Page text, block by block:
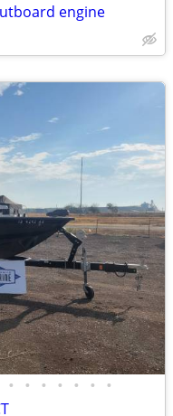
engine
• • • • • • •